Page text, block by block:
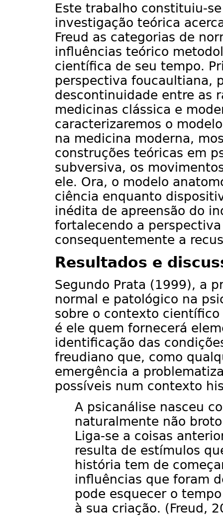
Este trabalho constituiu-
investigação teórica
Freud as categorias de
influências teórico
científica de seu tempo.
perspectiva foucaultiana,
descontinuidade entre as
medicinas clássica e
caracterizaremos o
na medicina moderna,
construções teóricas em
subversiva, os
ele. Ora, o modelo
ciência enquanto
inédita de apreensão do
fortalecendo a
consequentemente a
Resultados e
Segundo Prata (1999), a
normal e patológico na
sobre o contexto
é ele quem fornecerá
identificação das
freudiano que, como
emergência a
possíveis num contexto
A psicanálise nasceu
naturalmente não
Liga-se a coisas
resulta de estímulos
história tem de
influências que foram
pode esquecer o
à sua criação. (Freud,